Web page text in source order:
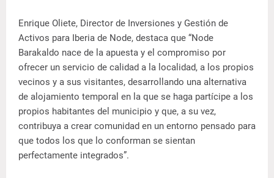
Enrique Oliete, Director de Inversiones y Gestión de
Activos para Iberia de Node, destaca que “Node
Barakaldo nace de la apuesta y el compromiso por
ofrecer un servicio de calidad a la localidad, a los propios
vecinos y a sus visitantes, desarrollando una alternativa
de alojamiento temporal en la que se haga partícipe a los
propios habitantes del municipio y que, a su vez,
contribuya a crear comunidad en un entorno pensado para
que todos los que lo conforman se sientan
perfectamente integrados”.